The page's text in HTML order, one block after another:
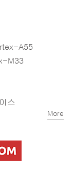
A55
M33
스
Wi-Fi / BTMore